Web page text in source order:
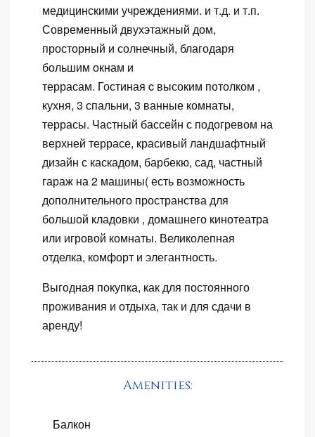
медицинскими учреждениями. и т.д. и т.п.
Современный двухэтажный дом,
просторный и солнечный, благодаря
большим окнам и
террасам. Гостиная c высоким потолком ,
кухня, 3 спальни, 3 ванные комнаты,
террасы. Частный бассейн с подогревом на
верхней террасе, красивый ландшафтный
дизайн с каскадом, барбекю, сад, частный
гараж на 2 машины( есть возможность
дополнительного пространства для
большой кладовки , домашнего кинотеатра
или игровой комнаты. Великолепная
отделка, комфорт и элегантность.
Выгодная покупка, как для постоянного
проживания и отдыха, так и для сдачи в
аренду!
Amenities:
Балкон